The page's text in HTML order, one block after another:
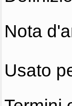
Nota
Usato